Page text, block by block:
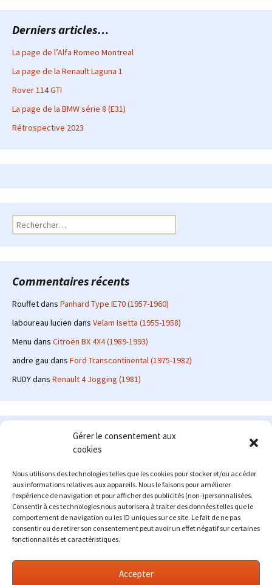
Gérer le consentement aux
cookies
Nous utilisons des technologies telles que les cookies pour stocker et/ou accéder
aux informations relatives aux appareils. Nous le faisons pour améliorer
l’expérience de navigation et pour afficher des publicités (non-)personnalisées.
Consentir à ces technologies nous autorisera à traiter des données telles que le
comportement de navigation ou les ID uniques sur ce site. Le fait de ne pas
consentir ou de retirer son consentement peut avoir un effet négatif sur certaines
fonctionnalités et caractéristiques.
Accepter
articles
Derniers articles…
La page de l’Alfa Romeo Montreal
La page de la Renault Laguna 1
Rover 114 GTI
La page de la BMW série 8 (E31)
Rétrospective 2023
Rechercher :
Commentaires récents
Rouffetdans Panhard Type IE70 (1957-1960)
laboureau lucien dans Velam Isetta (1955-1958)
Menu dans Citroën BX 4X4 (1989-1993)
andre gau dans Ford Transcontinental (1975-1982)
RUDYdans Renault 4 Jogging (1981)
Le site en quelques mots
: passionné d'automobile ancienne depuis de
nombreuses années, j'ai commencé à partager ma passion sur
internet à partir de 2009 au travers d'un blog qui a connu un relatif
succès. Fin 2013, je décide de prendre mon autonomie et me lancer
avec mon propre site : l'Automobile Ancienne.
Me contacter : alex(at)lautomobileancienne.com